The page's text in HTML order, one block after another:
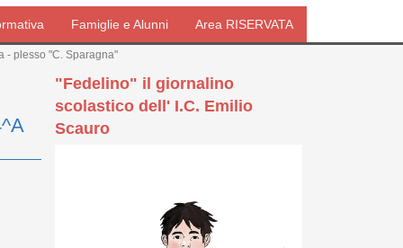
Famiglie e Alunni Area RISERVATA
- plesso "C. Sparagna"
"Fedelino" il giornalino
scolastico dell' I.C. Emilio
Scauro